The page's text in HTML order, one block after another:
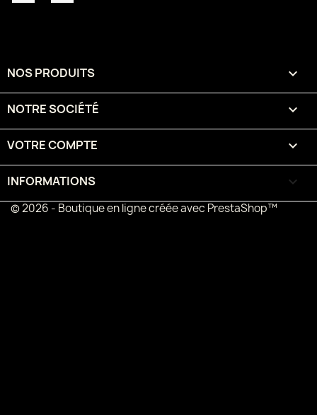
NOS PRODUITS 
NOTRE SOCIÉTÉ 
VOTRE COMPTE 
INFORMATIONS keyboard_arrow_down
© 2026 - Boutique en ligne créée avec PrestaShop™